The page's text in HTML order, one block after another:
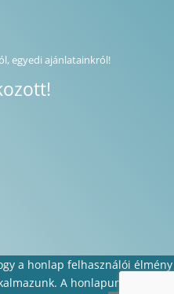
egyedi ajánlatainkról!
a honlap felhasználói élmény
A honlapunk